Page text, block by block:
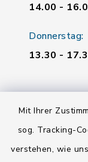
Mit Ihrer
sog. Tracking-
verstehen, wie
14.00 -
Donnerstag:
13.30 -